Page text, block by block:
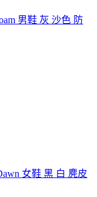
男鞋 灰 沙色 防
女鞋 黑 白 麂皮